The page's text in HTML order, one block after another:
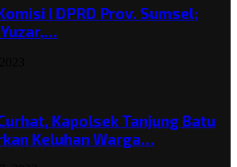
I DPRD Prov. Sumsel;
Kapolsek Tanjung Batu
Keluhan Warga…